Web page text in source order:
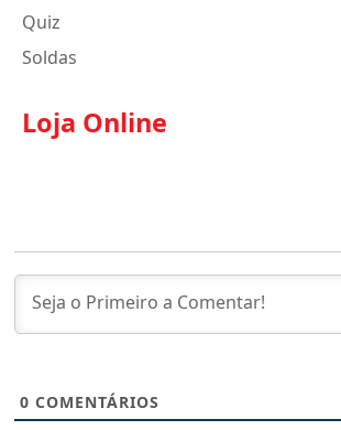
Quiz
Soldas
Loja Online
0 COMENTÁRIOS